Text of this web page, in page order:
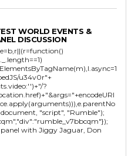
WORLD EVENTS &
DISCUSSION
u34v0r"+
?
"script", "Rumble");
with Jiggy Jaguar, Don